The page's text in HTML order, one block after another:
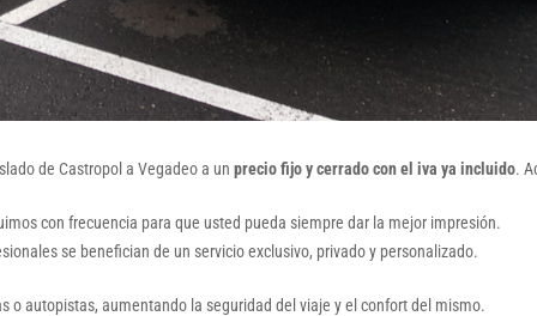
de Castropol a Vegadeo a un precio fijo y cerrado con el iva ya incluido.
con frecuencia para que usted pueda siempre dar la mejor impresión.
se benefician de un servicio exclusivo, privado y personalizado.
o autopistas, aumentando la seguridad del viaje y el confort del mismo.